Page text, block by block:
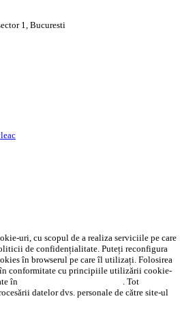
1, Bucuresti
uri, cu scopul de a realiza serviciile pe care
de confidențialitate. Puteți reconfigura
în browserul pe care îl utilizați. Folosirea
în conformitate cu principiile utilizării cookie-
în
. Tot
datelor dvs. personale de către site-ul